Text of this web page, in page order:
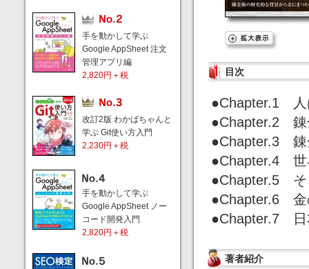
手を動かして学ぶ
Google AppSheet 注文
管理アプリ編
2,820円＋税
改訂2版 わかばちゃんと
学ぶ Git使い方入門
2,230円＋税
手を動かして学ぶ
Google AppSheet ノー
コード開発入門
2,820円＋税
目次
●Chapter.1 人
●Chapter.2 錬
●Chapter.3 錬
●Chapter.4 世
●Chapter.5 そ
●Chapter.6 金
●Chapter.7 日
著者紹介